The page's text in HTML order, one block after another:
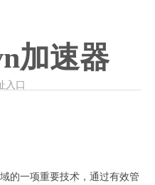
加速器
入口
一项重要技术，通过有效管